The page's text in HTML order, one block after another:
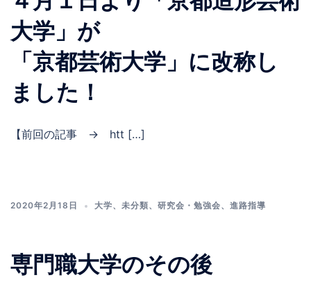
大学」が
「京都芸術大学」に改称し
ました！
【前回の記事 → htt […]
2020年2月18日 大学、 未分類、 研究会・勉強会、 進路指導
専門職大学のその後